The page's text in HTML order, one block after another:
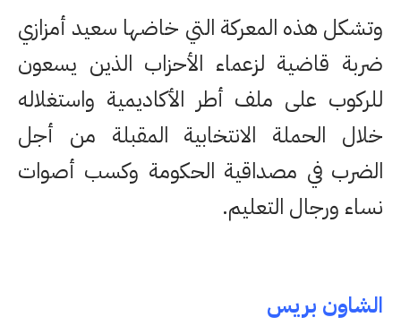
وتشكل هذه المعركة التي خاضها سعيد أمزازي
ضربة قاضية لزعماء الأحزاب الذين يسعون
للركوب على ملف أطر الأكاديمية واستغلاله
خلال الحملة الانتخابية المقبلة من أجل
الضرب في مصداقية الحكومة وكسب أصوات
نساء ورجال التعليم.
الشاون بريس